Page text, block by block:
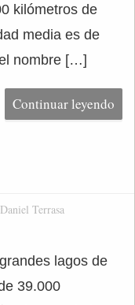
kilómetros de
media es de
nombre […]
Continuar leyendo
Terrasa
lagos de
39.000